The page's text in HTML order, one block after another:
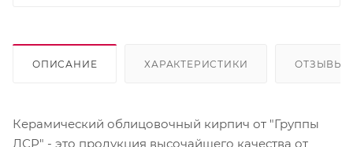
ОПИСАНИЕ ХАРАКТЕРИСТИКИ ОТЗЫВЫ
Керамический облицовочный кирпич от "Группы
ЛСР" - это продукция высочайшего качества от